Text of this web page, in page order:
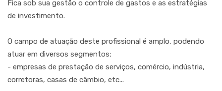
Fica sob sua gestão o controle de gastos e as estratégias
de investimento.
O campo de atuação deste profissional é amplo, podendo
atuar em diversos segmentos;
- empresas de prestação de serviços, comércio, indústria,
corretoras, casas de câmbio, etc...